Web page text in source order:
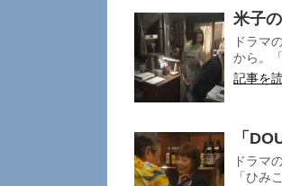
米子
ドラマ
から。
記事を
「
ドラマ
「ひみ